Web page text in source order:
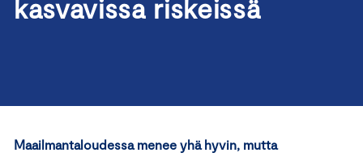
kasvavissa riskeissä
Maailmantaloudessa menee yhä hyvin, mutta